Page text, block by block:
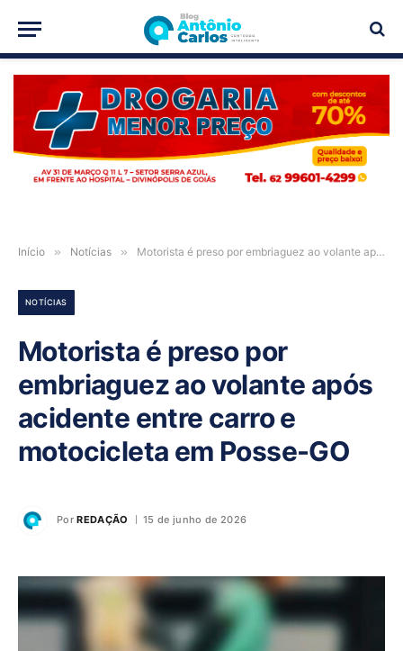
PUBLICIDADE
Início » Notícias » Motorista é preso por embriaguez ao volante após acidente entre carro e motocicleta em Posse-GO
NOTÍCIAS
Motorista é preso por
embriaguez ao volante após
acidente entre carro e
motocicleta em Posse-GO
Por REDAÇÃO 15 de junho de 2026